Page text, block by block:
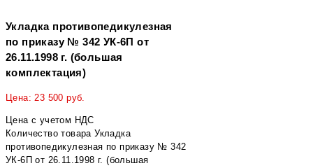
Укладка противопедикулезная
по приказу № 342 УК-6П от
26.11.1998 г. (большая
комплектация)
Цена:23 500 руб.
Цена с учетом НДС
Количество товара Укладка
противопедикулезная по приказу № 342
УК-6П от 26.11.1998 г. (большая